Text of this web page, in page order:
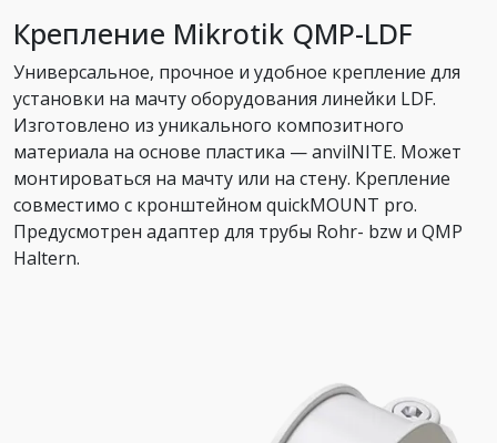
Крепление Mikrotik QMP-LDF
Универсальное, прочное и удобное крепление для
установки на мачту оборудования линейки LDF.
Изготовлено из уникального композитного
материала на основе пластика — anvilNITE. Может
монтироваться на мачту или на стену. Крепление
совместимо с кронштейном quickMOUNT pro.
Предусмотрен адаптер для трубы Rohr- bzw и QMP
Haltern.